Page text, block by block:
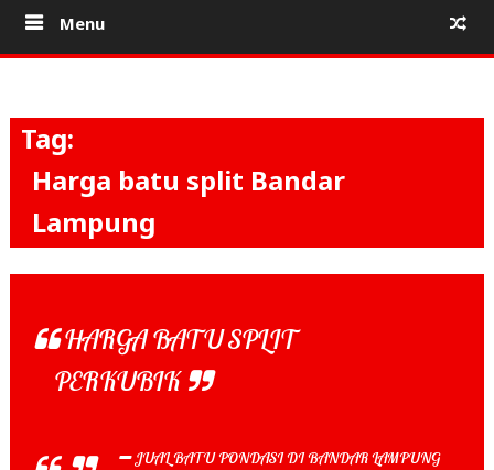
Menu
Tag:
Harga batu split Bandar
Lampung
HARGA BATU SPLIT
PERKUBIK
JUAL BATU PONDASI DI BANDAR LAMPUNG